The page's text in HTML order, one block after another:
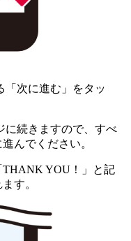
次に進む」をタッ
続きますので、すべ
んでください。
YOU！」と記
す。